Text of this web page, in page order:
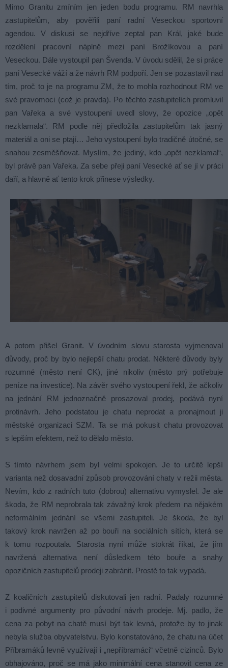
Mimo Granitu zmíním jen jeden bodu programu. RM navrhla
zastupitelům, aby pověřili paní radní Veseckou sportovní
agendou. V diskusi se nejdříve zeptal pan Král, jaké bude
rozdělení pracovní náplně mezi paní Brožíkovou a paní
Veseckou. Dále vystoupil pan Švenda. V úvodu sdělil, že si práce
paní Vesecké váží a že návrh RM podpoří. Jen se pozastavil nad
tím, proč to je na programu ZM, že to mohla rozhodnout RM ve
své pravomoci (což je pravda). Po těchto zastupitelích promluvil
pan Vařeka a své vystoupení uvedl slovy, že opozice „opět
nezklamala“. RM podle něj předložila zastupitelům tak jasný
materiál a oni se ptají… Jeho vystoupení bylo tradičně útočné, se
snahou zesměšňovat. Myslím, že jediný, kdo „opět nezklamal“,
byl právě pan Vařeka. Za sebe přeji paní Vesecké ať se jí v práci
daří, a hlavně ať tento krok přinese výsledky.
A potom přišel Granit. V úvodním slovu starosta vyjmenoval
důvody, proč by bylo nejlepší chatu prodat. Některé důvody byly
rozumné (město není CK), jiné nikoliv (město prý potřebuje
peníze na investice). Na závěr svého vystoupení řekl, že ačkoliv
na jednání RM jednoznačně prosazoval prodej, podává nyní
protinávrh. Jeho podstatou je chatu neprodat a pronajmout ji
městské organizaci SZM. Ta se má pokusit chatu provozovat
s lepším efektem, než to dělalo město.
S tímto návrhem jsem byl velmi spokojen. Je to určitě lepší
varianta než dosavadní způsob provozování chaty v režii města.
Nevím, kdo z radních tuto (dobrou) alternativu vymyslel. Je ale
škoda, že RM neprobrala tak závažný krok předem na nějakém
neformálním jednání se všemi zastupiteli. Je škoda, že byl
takový krok navržen až po bouři na sociálních sítích, která se
k tomu rozpoutala. Starosta nyní může stokrát říkat, že jím
navržená alternativa není důsledkem této bouře a snahy
opozičních zastupitelů prodeji zabránit. Prostě to tak vypadá.
Z koaličních zastupitelů diskutovali jen radní. Padaly rozumné
i podivné argumenty pro původní návrh prodeje. Mj. padlo, že
cena za pobyt na chatě musí být tak levná, protože by to jinak
nebyla služba obyvatelstvu. Bylo konstatováno, že chatu na účet
Příbramáků levně využívají i „nepříbramáci“ včetně cizinců. Bylo
obhajováno, proč se má jako minimální cena stanovit cena ze